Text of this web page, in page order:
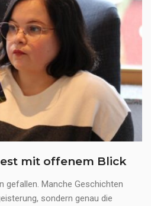
mit offenem Blick
gefallen. Manche Geschichten
sondern genau die